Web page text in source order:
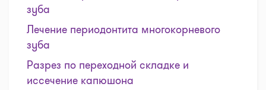
зуба
Лечение периодонтита многокорневого
зуба
Разрез по переходной складке и
иссечение капюшона